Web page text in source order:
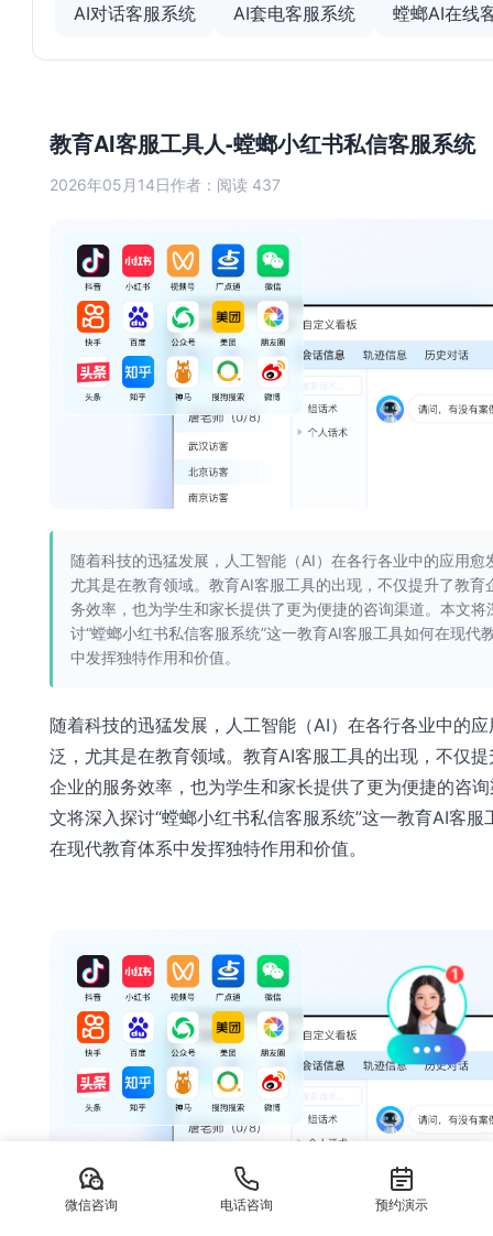
教育AI客服工具人-螳螂小红书私信客服系统
2026年05月14日作者： 阅读 437
随着科技的迅猛发展，人工智能（AI）在各行各业中的应用愈
尤其是在教育领域。教育AI客服工具的出现，不仅提升了教育
务效率，也为学生和家长提供了更为便捷的咨询渠道。本文将
讨“螳螂小红书私信客服系统”这一教育AI客服工具如何在现代
中发挥独特作用和价值。
随着科技的迅猛发展，人工智能（AI）在各行各业中的
泛，尤其是在教育领域。教育AI客服工具的出现，不仅
企业的服务效率，也为学生和家长提供了更为便捷的咨
文将深入探讨“螳螂小红书私信客服系统”这一教育AI客服
在现代教育体系中发挥独特作用和价值。
AI对话客服系统 AI套电客服系统 螳螂AI在线
微信咨询 电话咨询 预约演示